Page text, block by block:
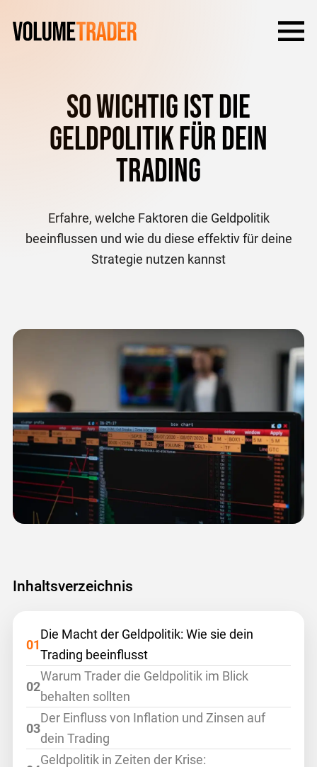
So wichtig ist die
Geldpolitik für dein
Trading
Erfahre, welche Faktoren die Geldpolitik
beeinflussen und wie du diese effektiv für deine
Strategie nutzen kannst
Inhaltsverzeichnis
Die Macht der Geldpolitik: Wie sie dein
Trading beeinflusst
Warum Trader die Geldpolitik im Blick
behalten sollten
Der Einfluss von Inflation und Zinsen auf
dein Trading
Geldpolitik in Zeiten der Krise: